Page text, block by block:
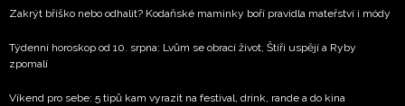
Zakrýt bříško nebo odhalit? Kodaňské maminky boří pravidla mateřství i módy
Týdenní horoskop od 10. srpna: Lvům se obrací život, Štíři uspějí a Ryby
zpomalí
Víkend pro sebe: 5 tipů kam vyrazit na festival, drink, rande a do kina